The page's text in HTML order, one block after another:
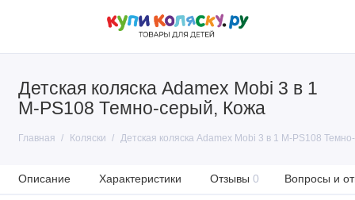
Детская коляска Adamex Mobi 3 в 1
M-PS108 Темно-серый, Кожа
Главная Коляски Детская коляска Adamex Mobi 3 в 1 M-PS108
Описание Характеристики Отзывы 0 Вопросы и